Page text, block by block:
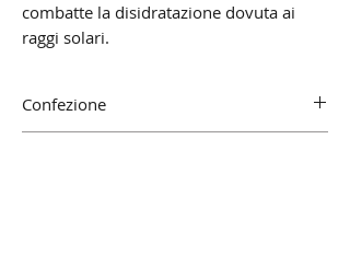
combatte la disidratazione dovuta ai
raggi solari.
Confezione